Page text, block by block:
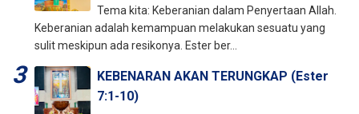
Tema kita: Keberanian dalam Penyertaan Allah.
Keberanian adalah kemampuan melakukan sesuatu yang
sulit meskipun ada resikonya. Ester ber...
KEBENARAN AKAN TERUNGKAP (Ester
7:1-10)